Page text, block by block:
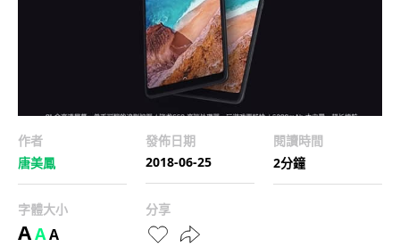
作者
唐美鳳
發佈日期
2018-06-25
閱讀時間
2分鐘
字體大小
AAA
分享